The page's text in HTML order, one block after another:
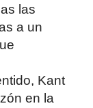
las
a un
Kant
en la